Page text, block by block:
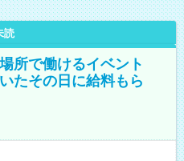
読
所で働けるイベント
たその日に給料もら